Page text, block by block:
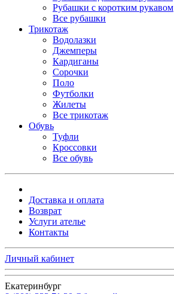
Рубашки с коротким рукавом
Все рубашки
Трикотаж
Водолазки
Джемперы
Кардиганы
Сорочки
Поло
Футболки
Жилеты
Все трикотаж
Обувь
Туфли
Кроссовки
Все обувь
Доставка и оплата
Возврат
Услуги ателье
Контакты
Личный кабинет
Екатеринбург